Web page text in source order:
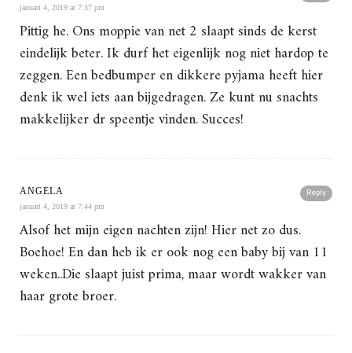
januari 4, 2019 at 7:37 pm
Pittig he. Ons moppie van net 2 slaapt sinds de kerst
eindelijk beter. Ik durf het eigenlijk nog niet hardop te
zeggen. Een bedbumper en dikkere pyjama heeft hier
denk ik wel iets aan bijgedragen. Ze kunt nu snachts
makkelijker dr speentje vinden. Succes!
Reply
ANGELA
januari 4, 2019 at 7:44 pm
Alsof het mijn eigen nachten zijn! Hier net zo dus.
Boehoe! En dan heb ik er ook nog een baby bij van 11
weken..Die slaapt juist prima, maar wordt wakker van
haar grote broer.